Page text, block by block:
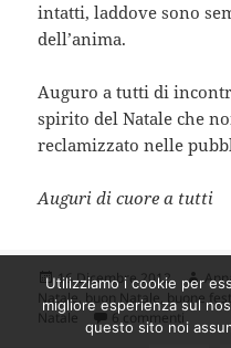
intatti, laddove sono
dell’anima.
Auguro a tutti di
spirito del Natale che
reclamizzato nelle
Auguri di cuore a tutti
Scritto
il
16 Dicembre 2012
Natale, buon Natale, buone
Natale
6 commentisu Il
Utilizziamo i cookie per
migliore esperienza sul
questo sito noi